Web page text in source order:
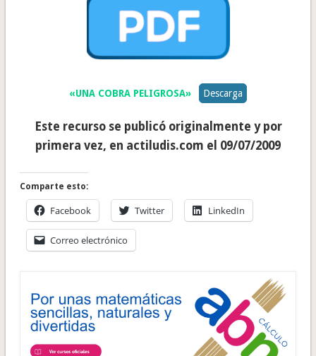
«UNA COBRA PELIGROSA» Descarga
Este recurso se publicó originalmente y por
primera vez, en actiludis.com el 09/07/2009
Comparte esto:
Facebook Twitter LinkedIn
Correo electrónico